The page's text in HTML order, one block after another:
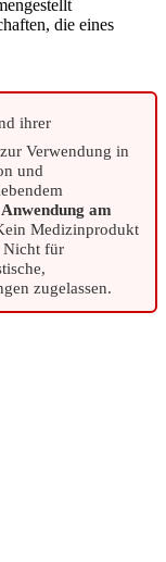
die eines
ihrer
Verwendung in
und
am
Medizinprodukt
Nicht für
zugelassen.